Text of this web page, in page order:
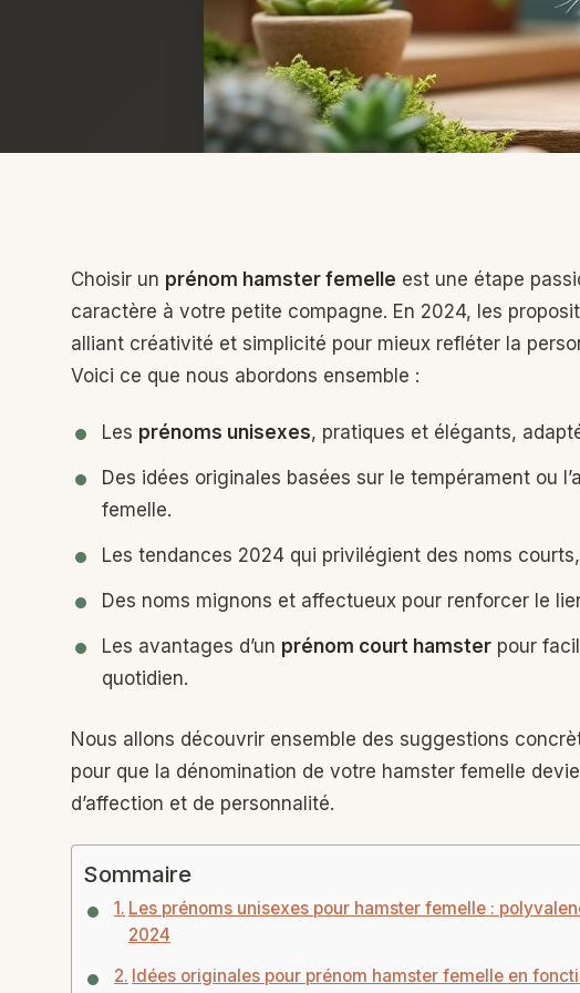
Choisir un prénom hamster femelle est une étape
caractère à votre petite compagne. En 2024, les
alliant créativité et simplicité pour mieux refléter la
Voici ce que nous abordons ensemble :
Les prénoms unisexes, pratiques et élégants,
Des idées originales basées sur le tempérament ou
femelle.
Les tendances 2024 qui privilégient des noms
Des noms mignons et affectueux pour renforcer le
Les avantages d’un prénom court hamster pour
quotidien.
Nous allons découvrir ensemble des suggestions
pour que la dénomination de votre hamster femelle
d’affection et de personnalité.
Sommaire
Les prénoms unisexes pour hamster femelle :
2024
Idées originales pour prénom hamster femelle en